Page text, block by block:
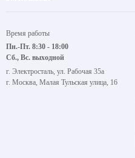
Время работы
Пн.-Пт. 8:30 - 18:00
Сб., Вс. выходной
г. Электросталь, ул. Рабочая 35а
г. Москва, Малая Тульская улица, 16